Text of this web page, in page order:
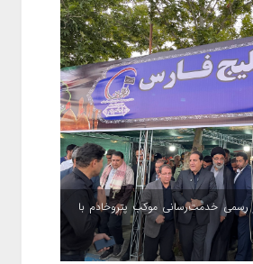
رسمی خدمت‌رسانی موکب پتروخادم با